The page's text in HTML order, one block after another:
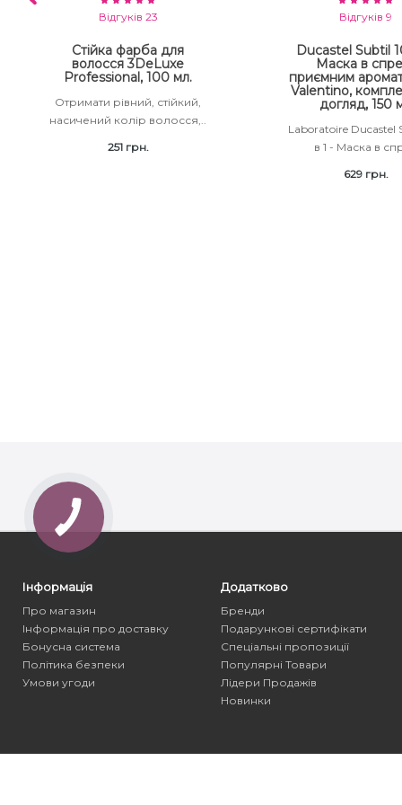
Відгуків 23
Стійка фарба для
волосся 3DeLuxe
Professional, 100 мл.
Отримати рівний, стійкий,
насичений колір волосся,..
251 грн.
Відгуків 9
Ducastel Subtil
Маска в
приємним
Valentino,
догляд, 150
Laboratoire Ducastel
в 1 - Маска в
629 грн.
Інформація
Про магазин
Інформація про доставку
Бонусна система
Політика безпеки
Умови угоди
Додатково
Бренди
Подарункові сертифікати
Спеціальні пропозиції
Популярні Товари
Лідери Продажів
Новинки